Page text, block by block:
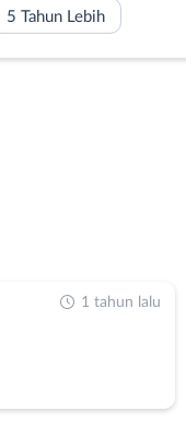
5 Tahun Lebih
1 tahun lalu